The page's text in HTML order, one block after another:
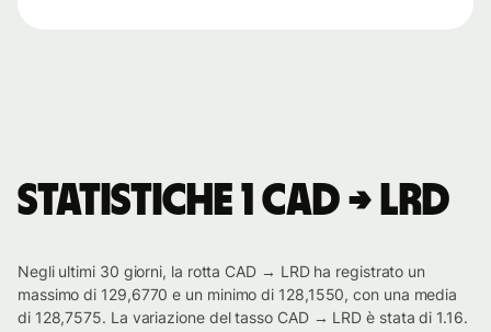
Statistiche 1 CAD → LRD
Negli ultimi 30 giorni, la rotta CAD → LRD ha registrato un
massimo di 129,6770 e un minimo di 128,1550, con una media
di 128,7575. La variazione del tasso CAD → LRD è stata di 1.16.